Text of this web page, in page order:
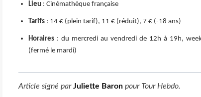
Lieu : Cinémathèque française
Tarifs : 14 € (plein tarif), 11 € (réduit), 7 € (-18 ans)
Horaires : du mercredi au vendredi de 12h à 19h,
(fermé le mardi)
Article signé parJuliette Baronpour Tour Hebdo.